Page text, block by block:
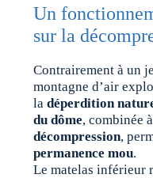
Un
sur la
Contrairement à un
montagne d’air
ladéperdition
du dôme, combinée
décompression,
permanence mou.
Le matelas inférieur